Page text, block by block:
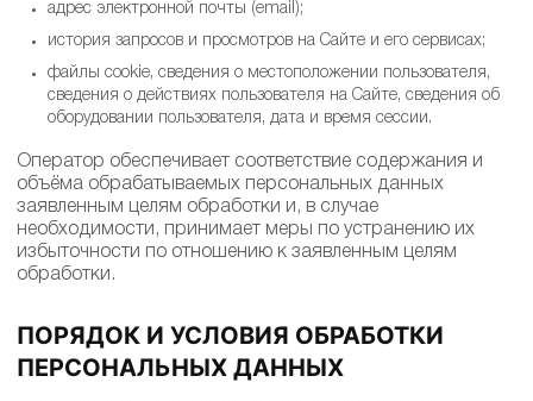
адрес электронной почты (email);
история запросов и просмотров на Сайте и его сервисах;
файлы cookie, сведения о местоположении пользователя,
сведения о действиях пользователя на Сайте, сведения об
оборудовании пользователя, дата и время сессии.
Оператор обеспечивает соответствие содержания и
объёма обрабатываемых персональных данных
заявленным целям обработки и, в случае
необходимости, принимает меры по устранению их
избыточности по отношению к заявленным целям
обработки.
ПОРЯДОК И УСЛОВИЯ ОБРАБОТКИ
ПЕРСОНАЛЬНЫХ ДАННЫХ